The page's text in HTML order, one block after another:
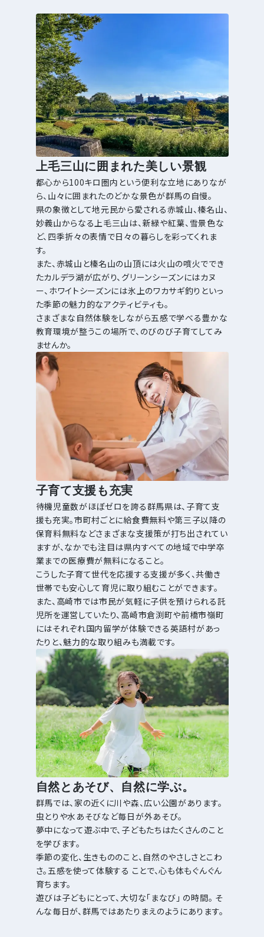
上毛三山に囲まれた美しい景観
都心から100キロ圏内という便利な立地にありなが
ら、山々に囲まれたのどかな景色が群馬の自慢。
県の象徴として地元民から愛される赤城山、榛名山、
妙義山からなる上毛三山は、新緑や紅葉、雪景色な
ど、四季折々の表情で日々の暮らしを彩ってくれま
す。
また、赤城山と榛名山の山頂には火山の噴火ででき
たカルデラ湖が広がり、グリーンシーズンにはカヌ
ー、ホワイトシーズンには氷上のワカサギ釣りといっ
た季節の魅力的なアクティビティも。
さまざまな自然体験をしながら五感で学べる豊かな
教育環境が整うこの場所で、のびのび子育てしてみ
ませんか。
子育て支援も充実
待機児童数がほぼゼロを誇る群馬県は、子育て支
援も充実。市町村ごとに給食費無料や第三子以降の
保育料無料などさまざまな支援策が打ち出されてい
ますが、なかでも注目は県内すべての地域で中学卒
業までの医療費が無料になること。
こうした子育て世代を応援する支援が多く、共働き
世帯でも安心して育児に取り組むことができます。
また、高崎市では市民が気軽に子供を預けられる託
児所を運営していたり、高崎市倉渕町や前橋市嶺町
にはそれぞれ国内留学が体験できる英語村があっ
たりと、魅力的な取り組みも満載です。
自然とあそび、自然に学ぶ。
群馬では、家の近くに川や森、広い公園があります。
虫とりや水あそびなど毎日が外あそび。
夢中になって遊ぶ中で、子どもたちはたくさんのこと
を学びます。
季節の変化、生きもののこと、自然のやさしさとこわ
さ。五感を使って体験する ことで、心も体もぐんぐん
育ちます。
遊びは子どもにとって、大切な「まなび」 の時間。 そ
んな毎日が、群馬ではあたりまえのようにあります。